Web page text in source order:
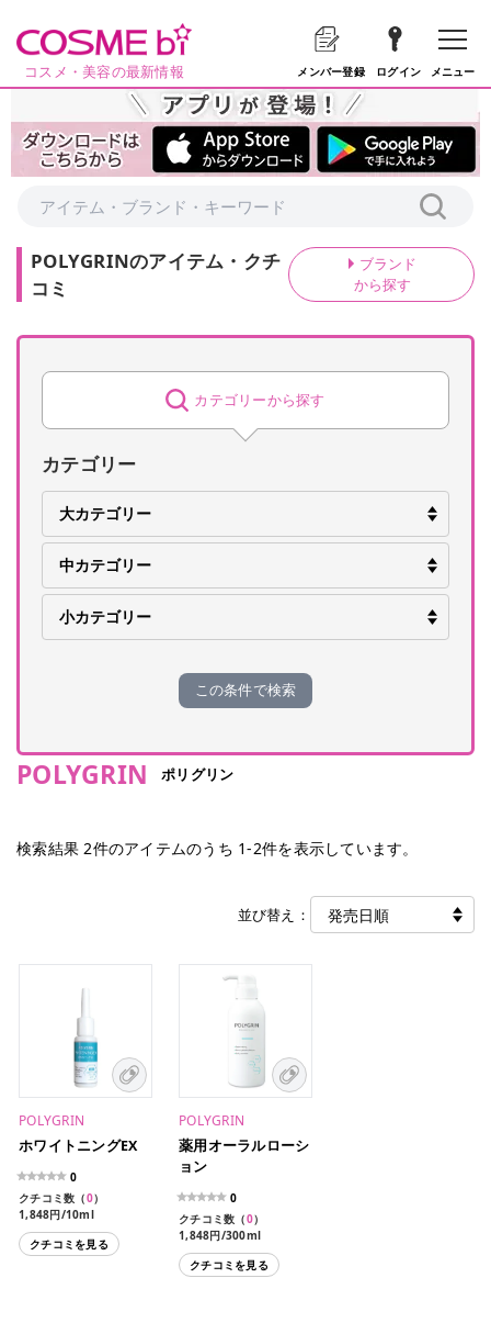
コスメ・美容の最新情報 メンバー登録 ログイン メニュー
POLYGRINのアイテム・クチ
コミ
ブランド
から探す
カテゴリーから探す
カテゴリー
この条件で検索
POLYGRIN ポリグリン
検索結果2件のアイテムのうち 1-2件を表示しています。
並び替え：
POLYGRIN
ホワイトニングEX
0
クチコミ数（0）
1,848円/10ml
クチコミを見る
POLYGRIN
薬用オーラルローシ
ョン
0
クチコミ数（0）
1,848円/300ml
クチコミを見る